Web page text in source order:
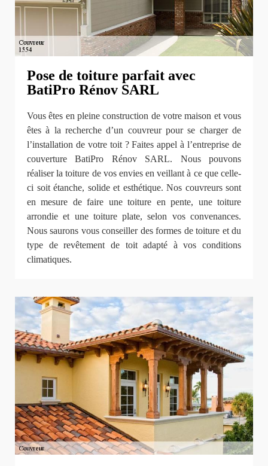
Pose de toiture parfait avec
BatiPro Rénov SARL
Vous êtes en pleine construction de votre maison et vous
êtes à la recherche d’un couvreur pour se charger de
l’installation de votre toit ? Faites appel à l’entreprise de
couverture BatiPro Rénov SARL. Nous pouvons
réaliser la toiture de vos envies en veillant à ce que celle-
ci soit étanche, solide et esthétique. Nos couvreurs sont
en mesure de faire une toiture en pente, une toiture
arrondie et une toiture plate, selon vos convenances.
Nous saurons vous conseiller des formes de toiture et du
type de revêtement de toit adapté à vos conditions
climatiques.